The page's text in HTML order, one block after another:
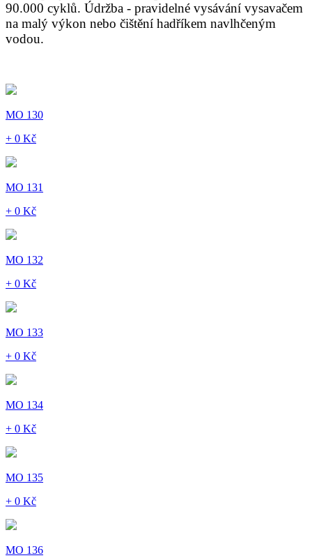
90.000 cyklů. Údržba - pravidelné vysávání vysavačem
na malý výkon nebo čištění hadříkem navlhčeným
vodou.
MO 130
+ 0 Kč
MO 131
+ 0 Kč
MO 132
+ 0 Kč
MO 133
+ 0 Kč
MO 134
+ 0 Kč
MO 135
+ 0 Kč
MO 136